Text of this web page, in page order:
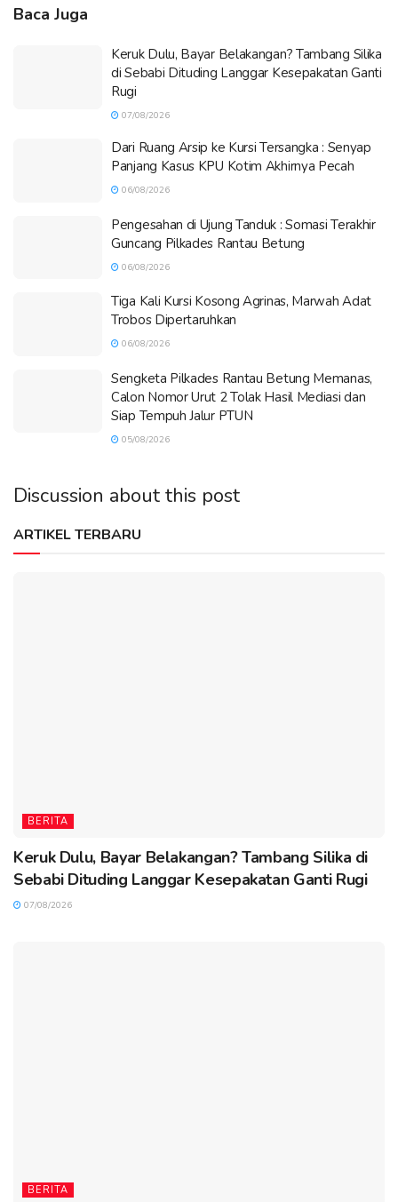
Baca Juga
Keruk Dulu, Bayar Belakangan? Tambang Silika
di Sebabi Dituding Langgar Kesepakatan Ganti
Rugi
07/08/2026
Dari Ruang Arsip ke Kursi Tersangka : Senyap
Panjang Kasus KPU Kotim Akhirnya Pecah
06/08/2026
Pengesahan di Ujung Tanduk : Somasi Terakhir
Guncang Pilkades Rantau Betung
06/08/2026
Tiga Kali Kursi Kosong Agrinas, Marwah Adat
Trobos Dipertaruhkan
06/08/2026
Sengketa Pilkades Rantau Betung Memanas,
Calon Nomor Urut 2 Tolak Hasil Mediasi dan
Siap Tempuh Jalur PTUN
05/08/2026
Discussion about this post
ARTIKEL TERBARU
BERITA
Keruk Dulu, Bayar Belakangan? Tambang Silika di
Sebabi Dituding Langgar Kesepakatan Ganti Rugi
07/08/2026
BERITA